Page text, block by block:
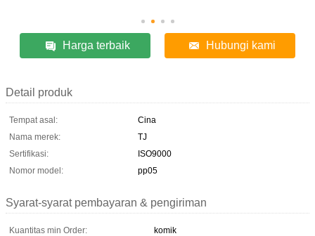
Harga terbaik Hubungi kami
Detail produk
Tempat asal:
Cina
Nama merek:
TJ
Sertifikasi:
ISO9000
Nomor model:
pp05
Syarat-syarat pembayaran & pengiriman
Kuantitas min Order:
komik